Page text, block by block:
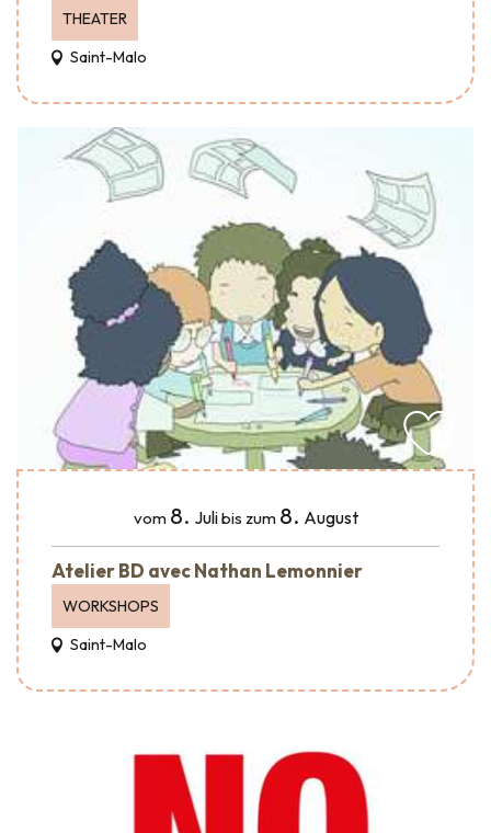
THEATER
Saint-Malo
vom 8. Julibis zum 8. August
Atelier BD avec Nathan Lemonnier
WORKSHOPS
Saint-Malo